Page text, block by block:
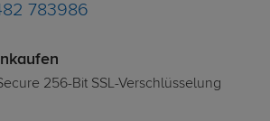
783986
256-Bit SSL-Verschlüsselung